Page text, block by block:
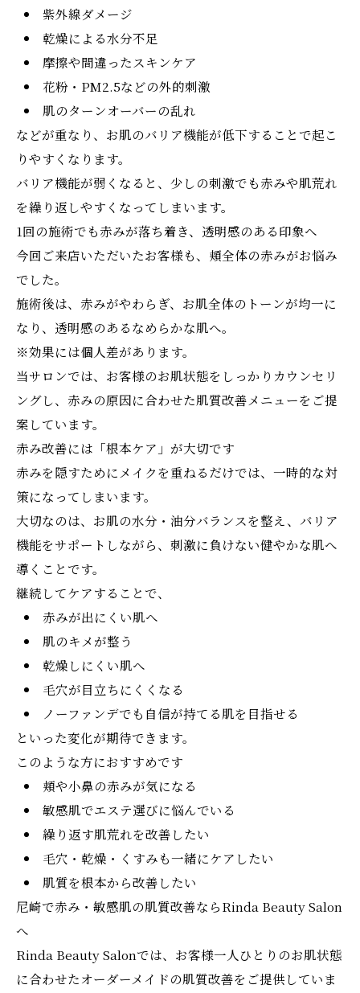
紫外線ダメージ
乾燥による水分不足
摩擦や間違ったスキンケア
花粉・PM2.5などの外的刺激
肌のターンオーバーの乱れ
などが重なり、お肌のバリア機能が低下することで起こ
りやすくなります。
バリア機能が弱くなると、少しの刺激でも赤みや肌荒れ
を繰り返しやすくなってしまいます。
1回の施術でも赤みが落ち着き、透明感のある印象へ
今回ご来店いただいたお客様も、頬全体の赤みがお悩み
でした。
施術後は、赤みがやわらぎ、お肌全体のトーンが均一に
なり、透明感のあるなめらかな肌へ。
※効果には個人差があります。
当サロンでは、お客様のお肌状態をしっかりカウンセリ
ングし、赤みの原因に合わせた肌質改善メニューをご提
案しています。
赤み改善には「根本ケア」が大切です
赤みを隠すためにメイクを重ねるだけでは、一時的な対
策になってしまいます。
大切なのは、お肌の水分・油分バランスを整え、バリア
機能をサポートしながら、刺激に負けない健やかな肌へ
導くことです。
継続してケアすることで、
赤みが出にくい肌へ
肌のキメが整う
乾燥しにくい肌へ
毛穴が目立ちにくくなる
ノーファンデでも自信が持てる肌を目指せる
といった変化が期待できます。
このような方におすすめです
頬や小鼻の赤みが気になる
敏感肌でエステ選びに悩んでいる
繰り返す肌荒れを改善したい
毛穴・乾燥・くすみも一緒にケアしたい
肌質を根本から改善したい
尼崎で赤み・敏感肌の肌質改善ならRinda Beauty Salon
へ
Rinda Beauty Salonでは、お客様一人ひとりのお肌状態
に合わせたオーダーメイドの肌質改善をご提供していま